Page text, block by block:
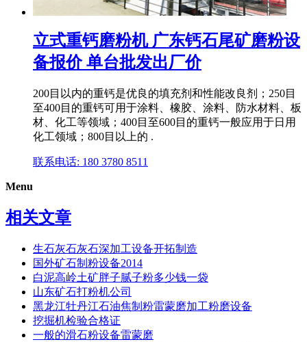
立式重钙磨粉机 广东钙石尾矿磨粉设
备报价 单台批发出厂价
200目以内的重钙是优良的填充剂和性能改良剂；250目
至400目的重钙可用于涂料、橡胶、涂料、防水材料、板
材、化工等领域；400目至600目的重钙一般应用于日用
化工领域；800目以上的 .
联系电话: 180 3780 8511
Menu
相关文章
生石灰石灰石深加工设备开拓制造
国外矿石制粉设备2014
白泥高岭土矿胖子腻子粉多少钱一袋
山东矿石打粉机公司
黑龙江牡丹江石油焦制粉雷蒙磨加工粉磨设备
挖掘机检验合格证
一般的滑石粉设备雷蒙磨